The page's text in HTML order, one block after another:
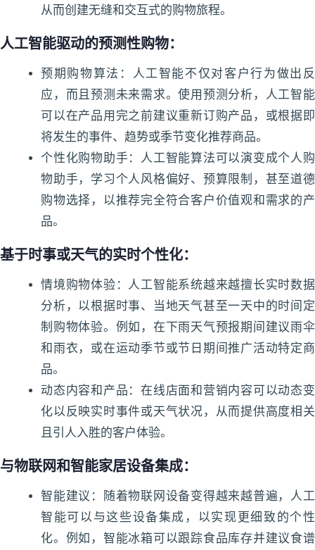
从而创建无缝和交互式的购物旅程。
人工智能驱动的预测性购物：
预期购物算法：人工智能不仅对客户行为做出反
应，而且预测未来需求。使用预测分析，人工智能
可以在产品用完之前建议重新订购产品，或根据即
将发生的事件、趋势或季节变化推荐商品。
个性化购物助手：人工智能算法可以演变成个人购
物助手，学习个人风格偏好、预算限制，甚至道德
购物选择，以推荐完全符合客户价值观和需求的产
品。
基于时事或天气的实时个性化：
情境购物体验：人工智能系统越来越擅长实时数据
分析，以根据时事、当地天气甚至一天中的时间定
制购物体验。例如，在下雨天气预报期间建议雨伞
和雨衣，或在运动季节或节日期间推广活动特定商
品。
动态内容和产品：在线店面和营销内容可以动态变
化以反映实时事件或天气状况，从而提供高度相关
且引人入胜的客户体验。
与物联网和智能家居设备集成：
智能建议：随着物联网设备变得越来越普遍，人工
智能可以与这些设备集成，以实现更细致的个性
化。例如，智能冰箱可以跟踪食品库存并建议食谱